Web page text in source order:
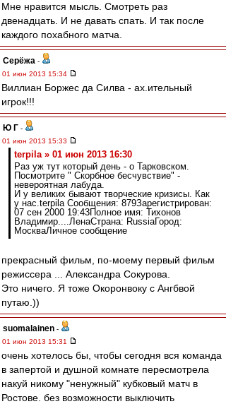
Мне нравится мысль. Смотреть раз
двенадцать. И не давать спать. И так после
каждого похабного матча.
Серёжа -
01 июн 2013 15:34
Виллиан Боржес да Силва - ах.ительный
игрок!!!
Ю Г -
01 июн 2013 15:33
terpila » 01 июн 2013 16:30
Раз уж тут который день - о Тарковском.
Посмотрите " Скорбное бесчувствие" -
невероятная лабуда.
И у великих бывают творческие кризисы. Как
у нас.terpila Сообщения: 879Зарегистрирован:
07 сен 2000 19:43Полное имя: Тихонов
Владимир....ЛенаСтрана: RussiaГород:
МоскваЛичное сообщение
прекрасный фильм, по-моему первый фильм
режиссера ... Александра Сокурова.
Это ничего. Я тоже Окоронвоку с Ангбвой
путаю.))
suomalainen -
01 июн 2013 15:31
очень хотелось бы, чтобы сегодня вся команда
в запертой и душной комнате пересмотрела
накуй никому "ненужный" кубковый матч в
Ростове. без возможности выключить